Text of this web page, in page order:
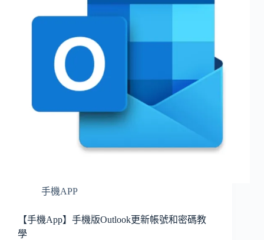
手機APP
【手機App】手機版Outlook更新帳號和密碼教
學